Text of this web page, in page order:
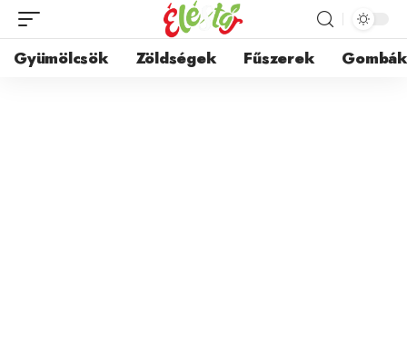
Gyümölcsök Zöldségek Fűszerek Gombák